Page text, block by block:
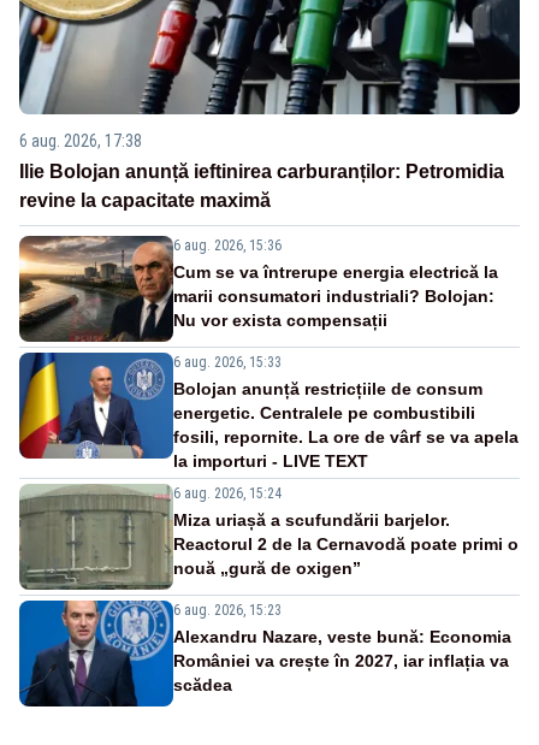
6 aug. 2026, 17:38
Ilie Bolojan anunță ieftinirea carburanților: Petromidia
revine la capacitate maximă
6 aug. 2026, 15:36
Cum se va întrerupe energia electrică la
marii consumatori industriali? Bolojan:
Nu vor exista compensații
6 aug. 2026, 15:33
Bolojan anunță restricțiile de consum
energetic. Centralele pe combustibili
fosili, repornite. La ore de vârf se va apela
la importuri - LIVE TEXT
6 aug. 2026, 15:24
Miza uriașă a scufundării barjelor.
Reactorul 2 de la Cernavodă poate primi o
nouă „gură de oxigen”
6 aug. 2026, 15:23
Alexandru Nazare, veste bună: Economia
României va crește în 2027, iar inflația va
scădea